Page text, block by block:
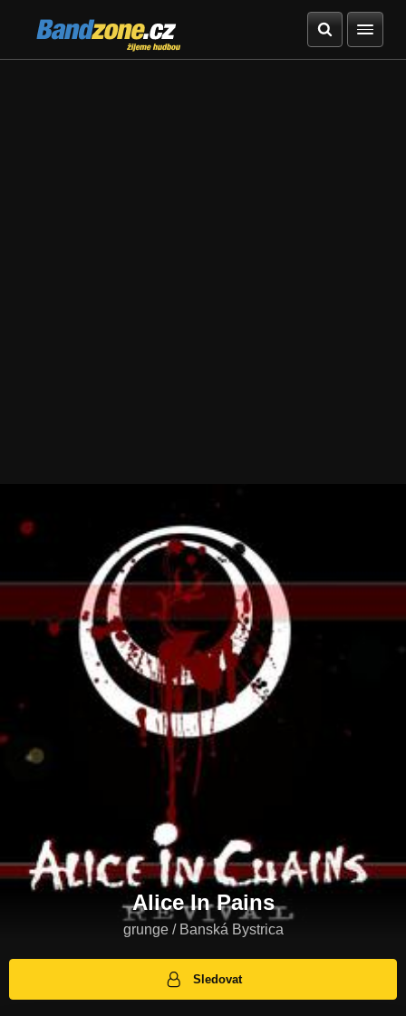
Bandzone.cz
žijeme hudbou
Alice In Pains
grunge / Banská Bystrica
Sledovat